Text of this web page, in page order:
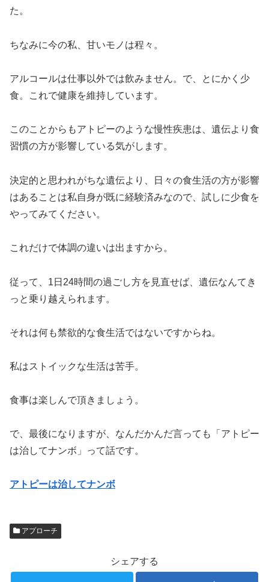
た。
ちなみに今の私、甘いモノは程々。
アルコールは仕事以外では飲みません。で、とにかく少
食。これで健康を維持しています。
このことからもアトピーのような慢性疾患は、遺伝より食
習慣の方が影響している気がします。
決定的と思われがちな遺伝より、日々の食生活の方が影響
はあることは私自身が既に経験済みなので、試しに少食を
やってみてください。
これだけで体調の違いは出ますから。
従って、1日24時間の過ごし方を見直せば、遺伝なんてき
っと乗り越えられます。
それは何も禁欲的な食生活ではないですからね。
私はストイックな生活は苦手。
食事は楽しんで頂きましょう。
で、最後になりますが、なんだかんだ言っても「アトピー
は治してナンボ」って話です。
アトピーは治してナンボ
アプローチ
シェアする